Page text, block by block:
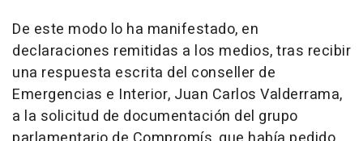
De este modo lo ha manifestado, en
declaraciones remitidas a los medios, tras recibir
una respuesta escrita del conseller de
Emergencias e Interior, Juan Carlos Valderrama,
a la solicitud de documentación del grupo